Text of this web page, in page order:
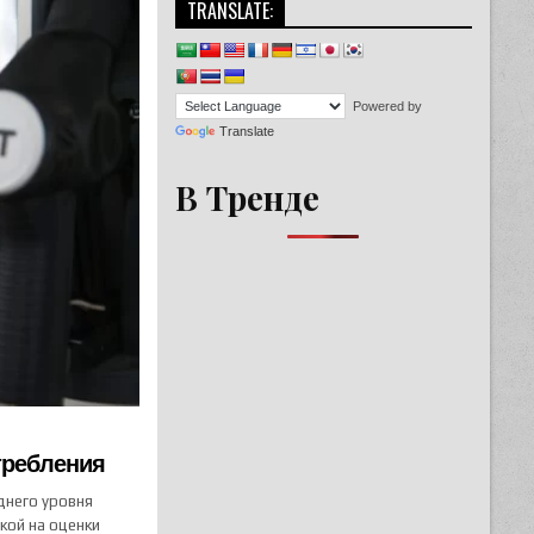
уровня
на оценки
TRANSLATE:
Powered by
Translate
В Тренде